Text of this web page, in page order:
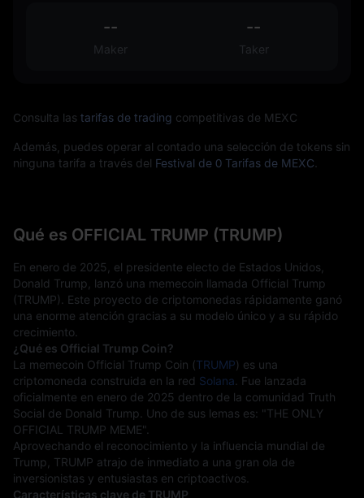
--
Maker
--
Taker
Consulta las tarifas de trading competitivas de MEXC
Además, puedes operar al contado una selección de tokens sin
ninguna tarifa a través del Festival de 0 Tarifas de MEXC
Qué es OFFICIAL TRUMP (TRUMP)
En enero de 2025, el presidente electo de Estados Unidos,
Donald Trump, lanzó una memecoin llamada Official Trump
(TRUMP). Este proyecto de criptomonedas rápidamente ganó
una enorme atención gracias a su modelo único y a su rápido
crecimiento.
¿Qué es Official Trump Coin?
La memecoin Official Trump Coin (TRUMP) es una
criptomoneda construida en la red Solana . Fue lanzada
oficialmente en enero de 2025 dentro de la comunidad Truth
Social de Donald Trump. Uno de sus lemas es: "THE ONLY
OFFICIAL TRUMP MEME".
Aprovechando el reconocimiento y la influencia mundial de
Trump, TRUMP atrajo de inmediato a una gran ola de
inversionistas y entusiastas en criptoactivos.
Características clave de TRUMP